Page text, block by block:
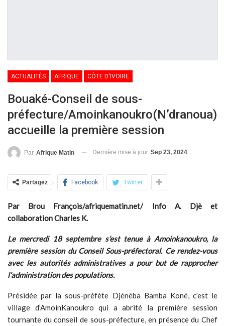
ACTUALITÉS AFRIQUE CÔTE D'IVOIRE
Bouaké-Conseil de sous-
préfecture/Amoinkanoukro(N’dranoua)
accueille la première session
Par Afrique Matin Dernière mise à jour Sep 23, 2024
Partagez Facebook Twitter
Par Brou François/afriquematin.net/ Info A. Djè et
collaboration Charles K.
Le mercredi 18 septembre s’est tenue à Amoinkanoukro, la
première session du Conseil Sous-préfectoral. Ce rendez-vous
avec les autorités administratives a pour but de rapprocher
l’administration des populations.
Présidée par la sous-préfète Djénéba Bamba Koné, c’est le
village d’AmoinKanoukro qui a abrité la première session
tournante du conseil de sous-préfecture, en présence du Chef